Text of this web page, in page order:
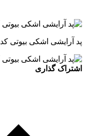
پد آرایشی اشکی بیوتی کد ۳۰۲
اشتراک گذاری